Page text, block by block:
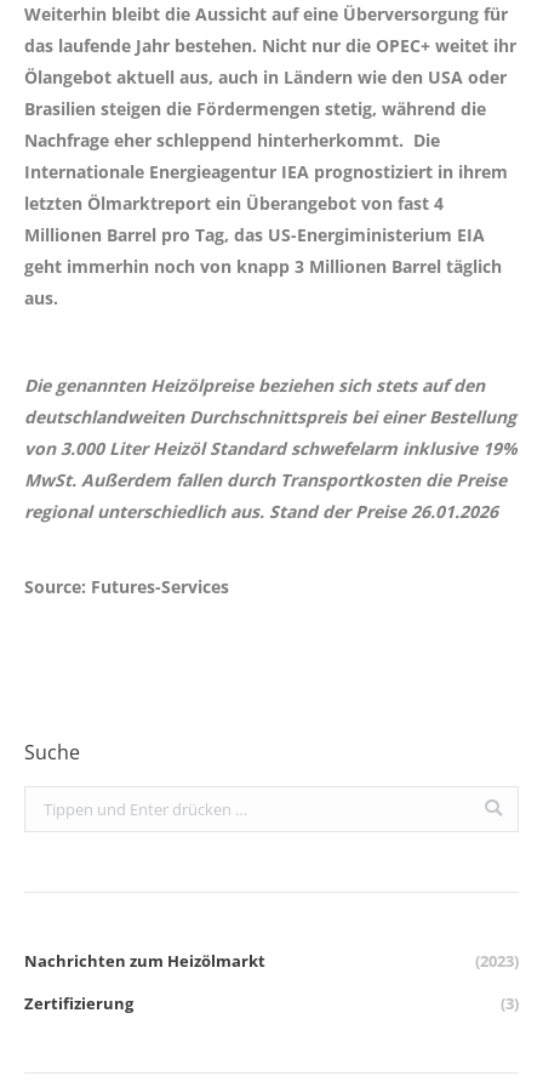
Weiterhin bleibt die Aussicht auf eine Überversorgung für
das laufende Jahr bestehen. Nicht nur die OPEC+ weitet ihr
Ölangebot aktuell aus, auch in Ländern wie den USA oder
Brasilien steigen die Fördermengen stetig, während die
Nachfrage eher schleppend hinterherkommt. Die
Internationale Energieagentur IEA prognostiziert in ihrem
letzten Ölmarktreport ein Überangebot von fast 4
Millionen Barrel pro Tag, das US-Energiministerium EIA
geht immerhin noch von knapp 3 Millionen Barrel täglich
aus.
Die genannten Heizölpreise beziehen sich stets auf den
deutschlandweiten Durchschnittspreis bei einer Bestellung
von 3.000 Liter Heizöl Standard schwefelarm inklusive 19%
MwSt. Außerdem fallen durch Transportkosten die Preise
regional unterschiedlich aus. Stand der Preise 26.01.2026
Source: Futures-Services
Suche
Search:
Nachrichten zum Heizölmarkt
(2023)
Zertifizierung
(3)